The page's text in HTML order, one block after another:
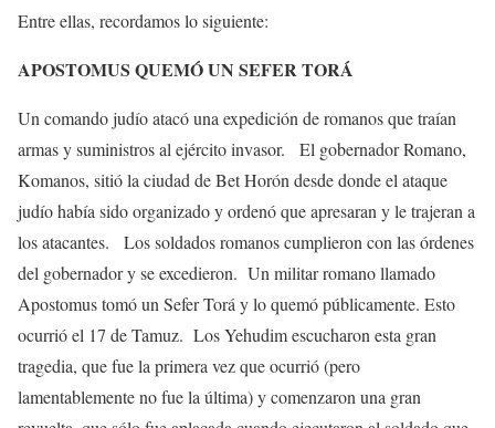
Entre ellas, recordamos lo siguiente:
APOSTOMUS QUEMÓ UN SEFER TORÁ
Un comando judío atacó una expedición de romanos que traían
armas y suministros al ejército invasor. El gobernador Romano,
Komanos, sitió la ciudad de Bet Horón desde donde el ataque
judío había sido organizado y ordenó que apresaran y le trajeran a
los atacantes. Los soldados romanos cumplieron con las órdenes
del gobernador y se excedieron. Un militar romano llamado
Apostomus tomó un Sefer Torá y lo quemó públicamente. Esto
ocurrió el 17 de Tamuz. Los Yehudim escucharon esta gran
tragedia, que fue la primera vez que ocurrió (pero
lamentablemente no fue la última) y comenzaron una gran